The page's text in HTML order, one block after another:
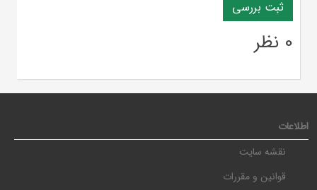
0 نظر
اطلاعات
نقشه سایت
قوانین و مقررات